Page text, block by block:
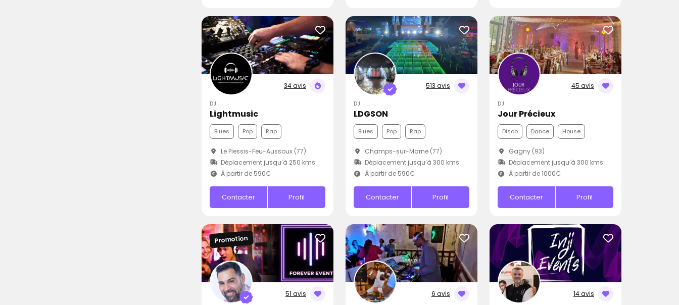
34 avis
DJ
Lightmusic
Blues Pop Rap
Le Plessis-Feu-Aussoux (77)
Déplacement jusqu’à 250 kms
À partir de 590€
Contacter Profil
513 avis
DJ
LDGSON
Blues Pop Rap
Champs-sur-Marne (77)
Déplacement jusqu’à 300 kms
À partir de 590€
Contacter Profil
45 avis
DJ
Jour Précieux
Disco Dance House
Gagny (93)
Déplacement jusqu’à 300 kms
À partir de 1000€
Contacter Profil
51 avis
Promotion
6 avis 14 avis